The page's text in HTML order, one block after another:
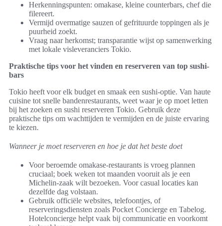
Herkenningspunten: omakase, kleine counterbars, chef die
filereert.
Vermijd overmatige sauzen of gefrituurde toppingen als je
puurheid zoekt.
Vraag naar herkomst; transparantie wijst op samenwerking
met lokale visleveranciers Tokio.
Praktische tips voor het vinden en reserveren van top sushi-
bars
Tokio heeft voor elk budget en smaak een sushi-optie. Van haute
cuisine tot snelle bandenrestaurants, weet waar je op moet letten
bij het zoeken en sushi reserveren Tokio. Gebruik deze
praktische tips om wachttijden te vermijden en de juiste ervaring
te kiezen.
Wanneer je moet reserveren en hoe je dat het beste doet
Voor beroemde omakase-restaurants is vroeg plannen
cruciaal; boek weken tot maanden vooruit als je een
Michelin-zaak wilt bezoeken. Voor casual locaties kan
dezelfde dag volstaan.
Gebruik officiële websites, telefoontjes, of
reserveringsdiensten zoals Pocket Concierge en Tabelog.
Hotelconcierge helpt vaak bij communicatie en voorkomt